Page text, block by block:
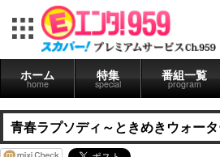
ホーム
home
特集
special
番組一覧
program
青春ラプソディ～ときめきウォー